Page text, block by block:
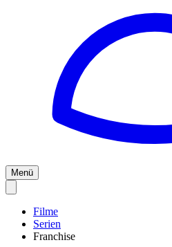
Menü
Filme
Serien
Franchise